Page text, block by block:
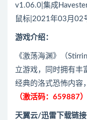
v1.06.0|集成
鼠标|2021年03月02
游戏介绍：
《激荡海渊》（
立游戏，同时拥有丰
经典的洛式恐怖内容
（激活码：659887）
天翼云/迅雷下载链接